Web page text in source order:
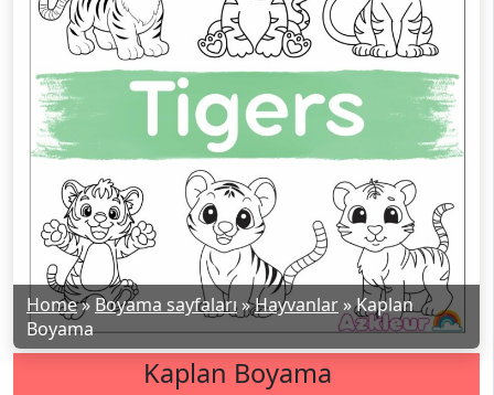
Home» Boyama sayfaları »Hayvanlar »Kaplan
Boyama
Kaplan Boyama